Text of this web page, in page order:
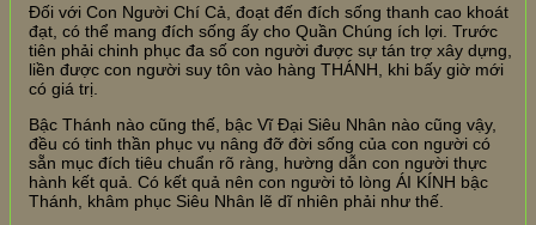
Đối với Con Người Chí Cả, đoạt đến đích sống thanh cao khoát
đạt, có thể mang đích sống ấy cho Quần Chúng ích lợi. Trước
tiên phải chinh phục đa số con người được sự tán trợ xây dựng,
liền được con người suy tôn vào hàng THÁNH, khi bấy giờ mới
có giá trị.
Bậc Thánh nào cũng thế, bậc Vĩ Đại Siêu Nhân nào cũng vậy,
đều có tinh thần phục vụ nâng đỡ đời sống của con người có
sẵn mục đích tiêu chuẩn rõ ràng, hường dẫn con người thực
hành kết quả. Có kết quả nên con người tỏ lòng ÁI KÍNH bậc
Thánh, khâm phục Siêu Nhân lẽ dĩ nhiên phải như thế.